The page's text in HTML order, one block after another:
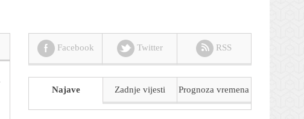
Facebook Twitter RSS
Najave Zadnje vijesti Prognoza vremena